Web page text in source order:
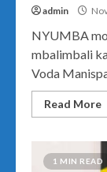
admin
NYUMBA
mbalimbali
Voda
Read More
1 MIN READ